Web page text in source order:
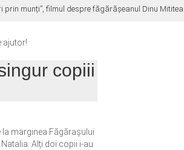
munți”, filmul despre făgărășeanul Dinu
ajutor!
copiii
marginea Făgărașului
Alți doi copii i-au